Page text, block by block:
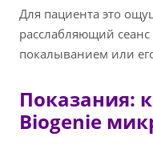
Для пациента это
расслабляющий
покалыванием или
Показания:
Biogenie